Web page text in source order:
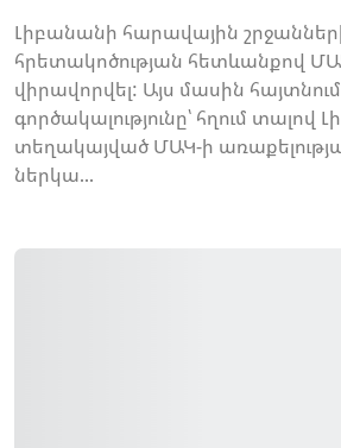
Լիբանանի հարավային
հրետակոծության հետևանքով
վիրավորվել: Այս մասին
գործակալությունը՝ հղում տալով
տեղակայված ՄԱԿ-ի
ներկա...